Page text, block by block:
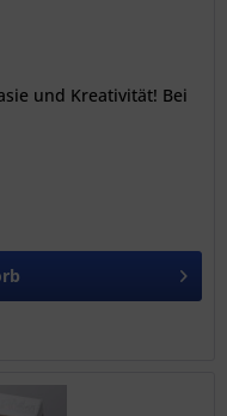
und Kreativität! Bei